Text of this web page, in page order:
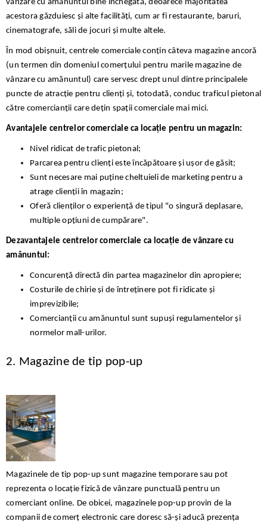
vânzare cu amănuntul bine închegată, deoarece majoritatea
acestora găzduiesc și alte facilități, cum ar fi restaurante, baruri,
cinematografe, săli de jocuri și multe altele.
În mod obișnuit, centrele comerciale conțin câteva magazine ancoră
(un termen din domeniul comerțului pentru marile magazine de
vânzare cu amănuntul) care servesc drept unul dintre principalele
puncte de atracție pentru clienți și, totodată, conduc traficul pietonal
către comercianții care dețin spații comerciale mai mici.
Avantajele centrelor comerciale ca locație pentru un magazin:
Nivel ridicat de trafic pietonal;
Parcarea pentru clienți este încăpătoare și ușor de găsit;
Sunt necesare mai puține cheltuieli de marketing pentru a
atrage clienții în magazin;
Oferă clienților o experiență de tipul "o singură deplasare,
multiple opțiuni de cumpărare".
Dezavantajele centrelor comerciale ca locație de vânzare cu
amănuntul:
Concurență directă din partea magazinelor din apropiere;
Costurile de chirie și de întreținere pot fi ridicate și
imprevizibile;
Comercianții cu amănuntul sunt supuși regulamentelor și
normelor mall-urilor.
2. Magazine de tip pop-up
Magazinele de tip pop-up sunt magazine temporare sau pot
reprezenta o locație fizică de vânzare punctuală pentru un
comerciant online. De obicei, magazinele pop-up provin de la
companii de comerț electronic care doresc să-și aducă prezența